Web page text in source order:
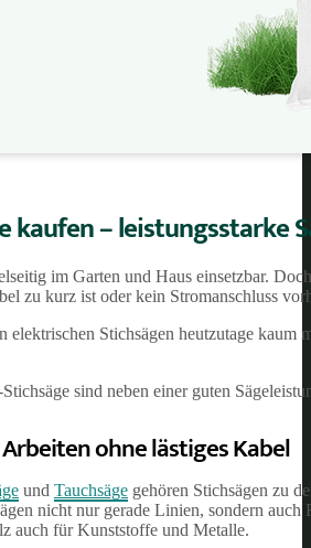
kaufen – leistungsstarke
im Garten und Haus einsetzbar.
zu kurz ist oder kein Stromanschluss
elektrischen Stichsägen heutzutage
sind neben einer guten
ohne lästiges Kabel
und Tauchsäge gehören Stichsägen zu
nicht nur gerade Linien, sondern
auch für Kunststoffe und Metalle.